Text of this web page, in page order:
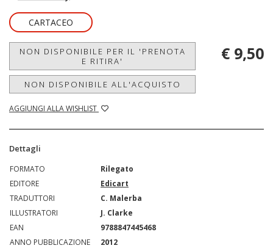
CARTACEO
NON DISPONIBILE PER IL 'PRENOTA
E RITIRA'
NON DISPONIBILE ALL'ACQUISTO
AGGIUNGI ALLA WISHLIST
€ 9,50
Dettagli
FORMATO
Rilegato
EDITORE
Edicart
TRADUTTORI
C. Malerba
ILLUSTRATORI
J. Clarke
EAN
9788847445468
ANNO PUBBLICAZIONE
2012